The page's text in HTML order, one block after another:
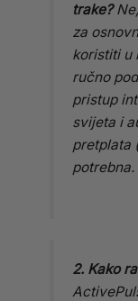
trake?
za
koristiti u
ručno
pristup
svijeta i
pretplata
potrebna.
2. Kako